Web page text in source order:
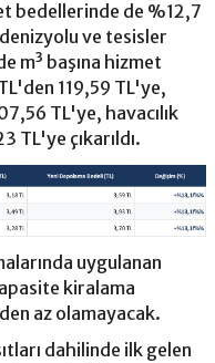
bedellerinde de %12,7
ve tesisler
m³ başına hizmet
119,59 TL'ye,
TL'ye, havacılık
TL'ye çıkarıldı.
uygulanan
kiralama
az olamayacak.
dahilinde ilk gelen